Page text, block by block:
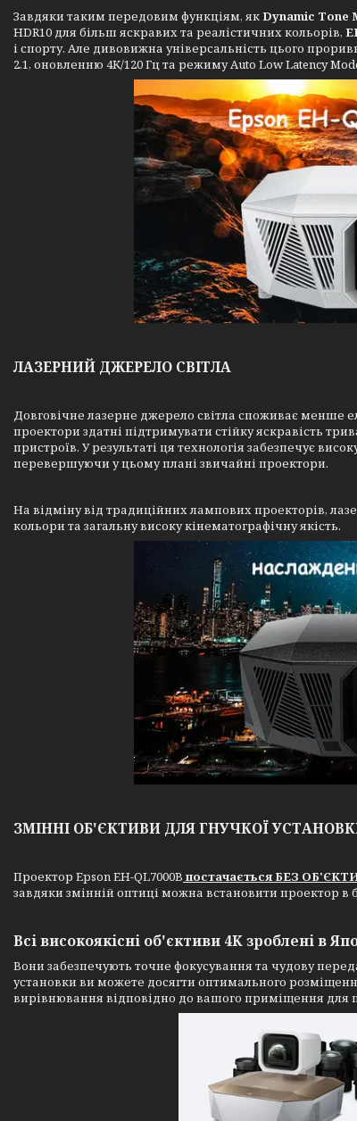
Завдяки таким передовим функціям, якDynamic Tone
HDR10 для більш яскравих та реалістичних кольорів,
і спорту. Але дивовижна універсальність цього
2.1, оновленню 4K/120 Гц та режиму Auto Low Latency
ЛАЗЕРНИЙ ДЖЕРЕЛО СВІТЛА
Довговічне лазерне джерело світла споживає менше
проектори здатні підтримувати стійку яскравість
пристроїв. У результаті ця технологія забезпечує
перевершуючи у цьому плані звичайні проектори.
На відміну від традиційних лампових проекторів,
кольори та загальну високу кінематографічну якість.
ЗМІННІ ОБ'ЄКТИВИ ДЛЯ ГНУЧКОЇ
Проектор Epson EH-QL7000B постачається БЕЗ
завдяки змінній оптиці можна встановити проектор
Всі високоякісні об'єктиви 4K зроблені в
Вони забезпечують точне фокусування та чудову
установки ви можете досягти оптимального
вирівнювання відповідно до вашого приміщення для